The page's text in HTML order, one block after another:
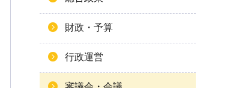
財政・予算
行政運営